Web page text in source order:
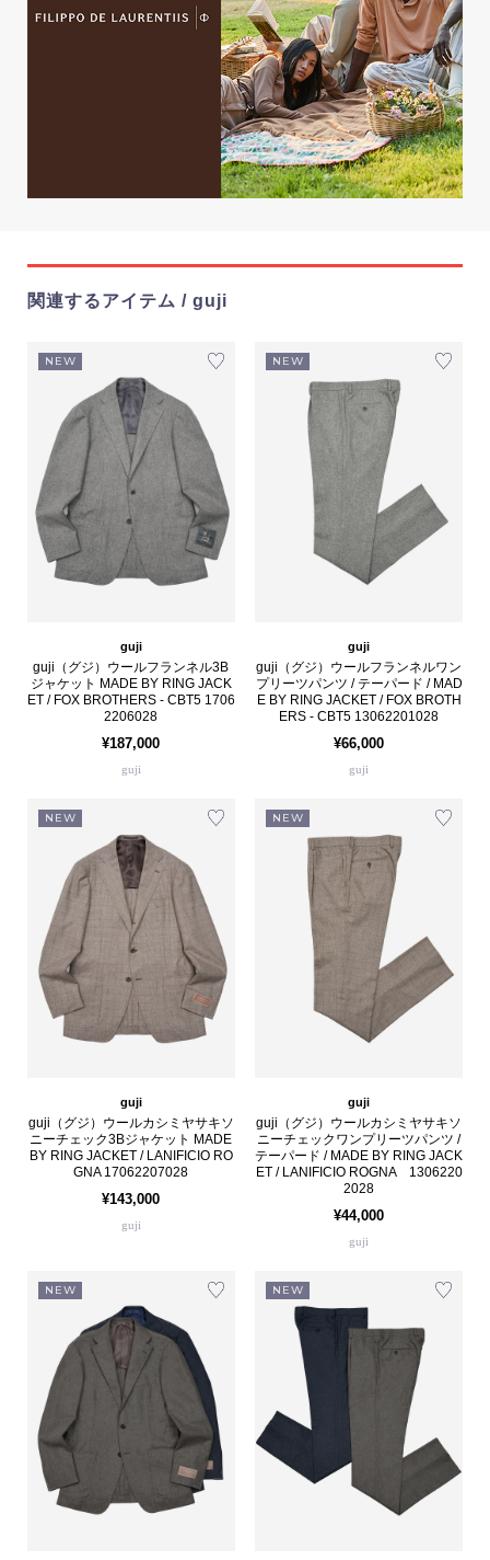
関連するアイテム / guji
NEW
guji
guji（グジ）ウールフランネル3B
ジャケット MADE BY RING JACK
ET / FOX BROTHERS - CBT5 1706
2206028
¥187,000
guji
NEW
guji
guji（グジ）ウールフランネルワン
プリーツパンツ / テーパード / MAD
E BY RING JACKET / FOX BROTH
ERS - CBT5 13062201028
¥66,000
guji
NEW
guji
guji（グジ）ウールカシミヤサキソ
ニーチェック3Bジャケット MADE
BY RING JACKET / LANIFICIO RO
GNA 17062207028
¥143,000
guji
NEW
guji
guji（グジ）ウールカシミヤサキソ
ニーチェックワンプリーツパンツ /
テーパード / MADE BY RING JACK
ET / LANIFICIO ROGNA 1306220
2028
¥44,000
guji
NEW NEW